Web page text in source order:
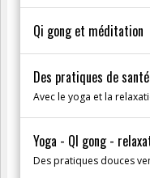
Qi gong et méditation
Des pratiques de
Avec le yoga et la
Yoga - QI gong -
Des pratiques douces